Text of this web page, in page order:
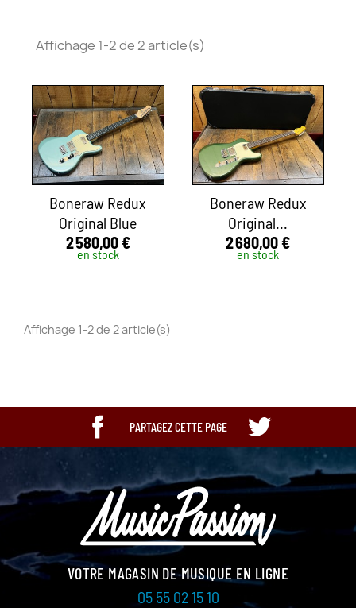
Affichage 1-2 de 2 article(s)
Boneraw Redux
Original Blue
2 580,00 €
en stock
Boneraw Redux
Original...
2 680,00 €
en stock
Affichage 1-2 de 2 article(s)
PARTAGEZ CETTE PAGE
VOTRE MAGASIN DE MUSIQUE EN LIGNE
05 55 02 15 10